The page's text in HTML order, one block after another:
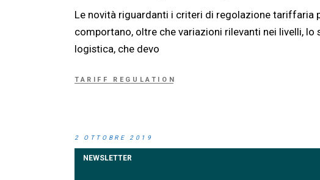
Le novità riguardanti i criteri di regolazione tariffaria
comportano, oltre che variazioni rilevanti nei livelli,
logistica, che devo
TARIFF REGULATION
2 OTTOBRE 2019
NEWSLETTER